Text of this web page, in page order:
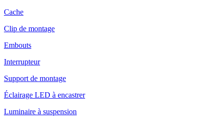
Cache
Clip de montage
Embouts
Interrupteur
Support de montage
Éclairage LED à encastrer
Luminaire à suspension